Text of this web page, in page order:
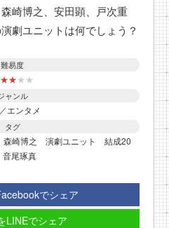
崎博之、安田顕、戸次重
劇ユニットは何でしょう？
難易度
★★★ ★
ャンル
エンタメ
タグ
森崎博之 演劇ユニット
結成20
音尾琢真
でシェア
LINEでシェア